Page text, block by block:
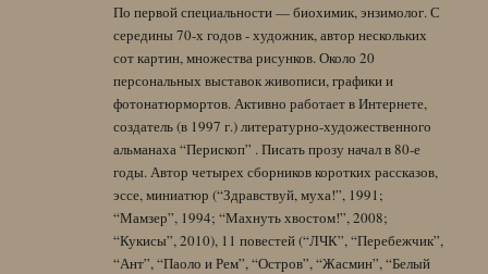
По первой специальности — биохимик, энзимолог. С
середины 70-х годов - художник, автор нескольких
сот картин, множества рисунков. Около 20
персональных выставок живописи, графики и
фотонатюрмортов. Активно работает в Интернете,
создатель (в 1997 г.) литературно-художественного
альманаха “Перископ” . Писать прозу начал в 80-е
годы. Автор четырех сборников коротких рассказов,
эссе, миниатюр (“Здравствуй, муха!”, 1991;
“Мамзер”, 1994; “Махнуть хвостом!”, 2008;
“Кукисы”, 2010), 11 повестей (“ЛЧК”, “Перебежчик”,
“Ант”, “Паоло и Рем”, “Остров”, “Жасмин”, “Белый